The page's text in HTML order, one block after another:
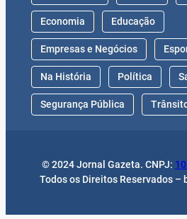
Economia Educação
Empresas e Negócios
Na História Política
Segurança Pública
© 2024 Jornal Gazeta. CNPJ:
Todos os Direitos Reservados –